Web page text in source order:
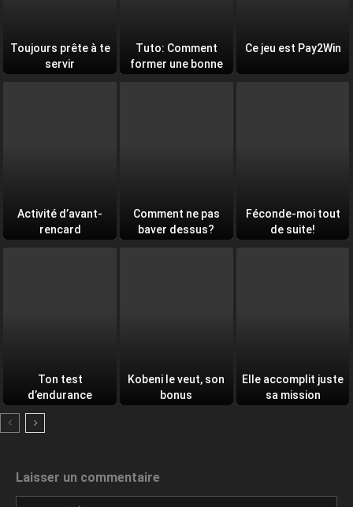
Toujours prête à te
servir
Tuto: Comment
former une bonne
Ce jeu est Pay2Win
Activité d’avant-
rencard
Comment ne pas
baver dessus?
Féconde-moi tout
de suite!
Ton test
d’endurance
quotidien
Kobeni le veut, son
bonus
Elle accomplit juste
sa mission
Laisser un commentaire